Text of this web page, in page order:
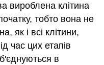
вироблена клітина
тобто вона не
як і всі клітини,
час цих етапів
в